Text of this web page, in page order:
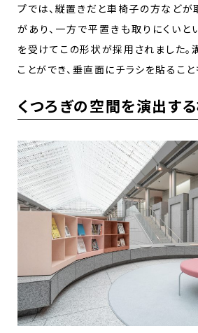
プでは、縦置きだと車椅子の方などが
があり、一方で平置きも取りにくいと
を受けてこの形状が採用されました。
ことができ、垂直面にチラシを貼ること
くつろぎの空間を演出す